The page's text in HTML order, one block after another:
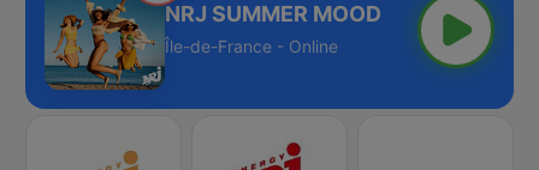
NRJ SUMMER MOOD
Île-de-France - Online